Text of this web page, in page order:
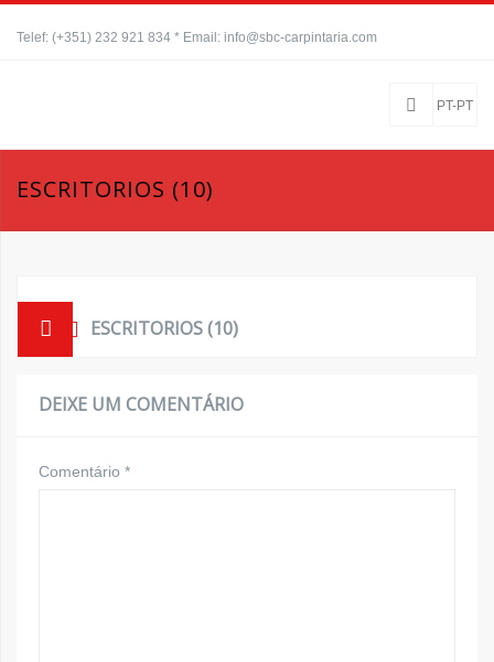
Telef: (+351) 232 921 834 * Email: info@sbc-carpintaria.com
PT-PT
ESCRITORIOS (10)
ESCRITORIOS (10)
DEIXE UM COMENTÁRIO
Comentário *